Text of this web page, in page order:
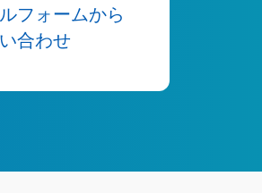
フォームから
合わせ